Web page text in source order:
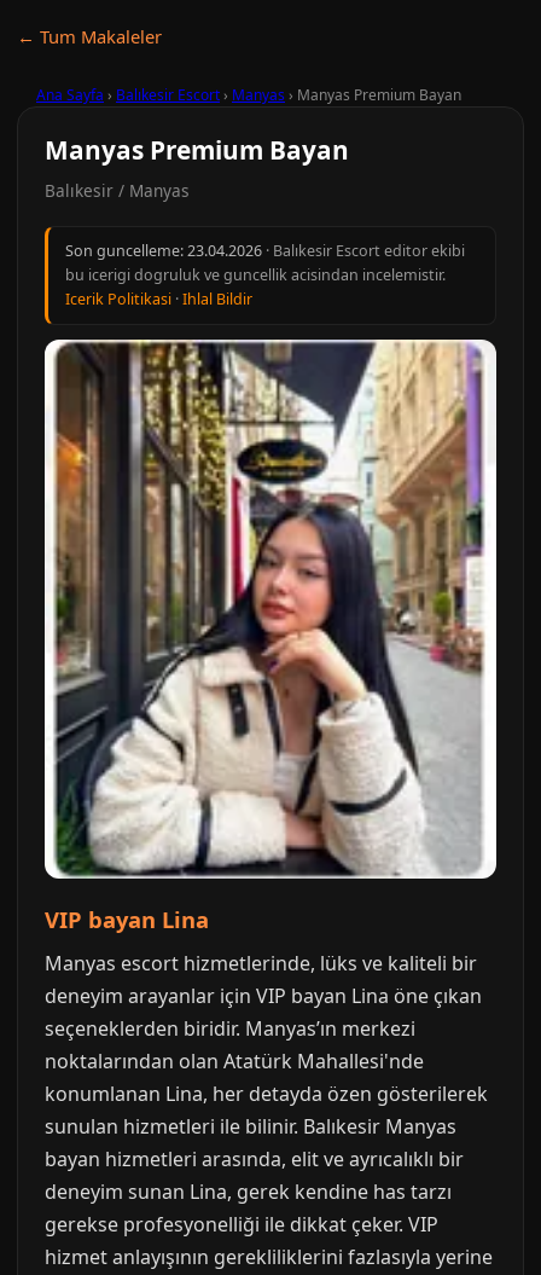
← Tum Makaleler
Ana Sayfa › Balıkesir Escort› Manyas › Manyas Premium Bayan
Manyas Premium Bayan
Balıkesir / Manyas
Son guncelleme:23.04.2026 · Balıkesir Escort editor ekibi
bu icerigi dogruluk ve guncellik acisindan incelemistir.
Icerik Politikasi ·Ihlal Bildir
VIP bayan Lina
Manyas escort hizmetlerinde, lüks ve kaliteli bir
deneyim arayanlar için VIP bayan Lina öne çıkan
seçeneklerden biridir. Manyas’ın merkezi
noktalarından olan Atatürk Mahallesi'nde
konumlanan Lina, her detayda özen gösterilerek
sunulan hizmetleri ile bilinir. Balıkesir Manyas
bayan hizmetleri arasında, elit ve ayrıcalıklı bir
deneyim sunan Lina, gerek kendine has tarzı
gerekse profesyonelliği ile dikkat çeker. VIP
hizmet anlayışının gerekliliklerini fazlasıyla yerine